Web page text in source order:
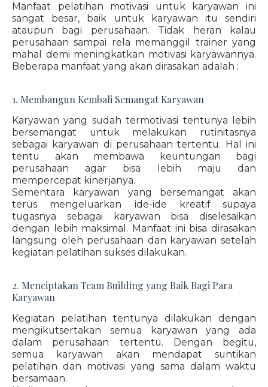
Manfaat pelatihan motivasi untuk karyawan ini
sangat besar, baik untuk karyawan itu sendiri
ataupun bagi perusahaan. Tidak heran kalau
perusahaan sampai rela memanggil trainer yang
mahal demi meningkatkan motivasi karyawannya.
Beberapa manfaat yang akan dirasakan adalah :
1. Membangun Kembali Semangat Karyawan
Karyawan yang sudah termotivasi tentunya lebih
bersemangat untuk melakukan rutinitasnya
sebagai karyawan di perusahaan tertentu. Hal ini
tentu akan membawa keuntungan bagi
perusahaan agar bisa lebih maju dan
mempercepat kinerjanya.
Sementara karyawan yang bersemangat akan
terus mengeluarkan ide-ide kreatif supaya
tugasnya sebagai karyawan bisa diselesaikan
dengan lebih maksimal. Manfaat ini bisa dirasakan
langsung oleh perusahaan dan karyawan setelah
kegiatan pelatihan sukses dilakukan.
2. Menciptakan Team Building yang Baik Bagi Para
Karyawan
Kegiatan pelatihan tentunya dilakukan dengan
mengikutsertakan semua karyawan yang ada
dalam perusahaan tertentu. Dengan begitu,
semua karyawan akan mendapat suntikan
pelatihan dan motivasi yang sama dalam waktu
bersamaan.